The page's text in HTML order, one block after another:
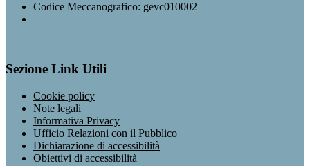
Codice Meccanografico: gevc010002
Sezione Link Utili
Cookie policy
Note legali
Informativa Privacy
Ufficio Relazioni con il Pubblico
Dichiarazione di accessibilità
Obiettivi di accessibilità